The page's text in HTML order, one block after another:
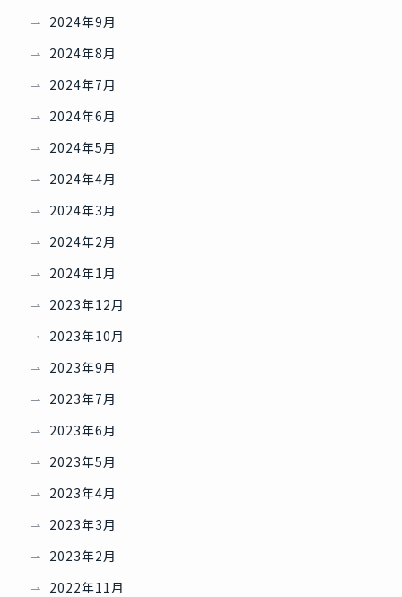
2024年9月
2024年8月
2024年7月
2024年6月
2024年5月
2024年4月
2024年3月
2024年2月
2024年1月
2023年12月
2023年10月
2023年9月
2023年7月
2023年6月
2023年5月
2023年4月
2023年3月
2023年2月
2022年11月